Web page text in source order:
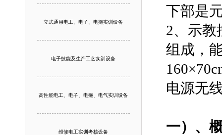
立式通用电工、电子、电拖实训设备
电子技能及生产工艺实训设备
高性能电工、电子、电拖、电气实训设备
维修电工实训考核设备
下部是
2、示教
组成，
电源无
一）、